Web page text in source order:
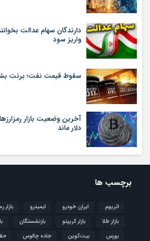
دارندگان سهام عدالت
واریز سود
سقوط قیمت نفت؛ برنت بشکه‌ای ۷۹
دلار ماند
برچسب ها
اتریوم ایران خودرو ایمیدرو
بازار
بازار طلا
بازار کریپتو بازنشستگان
بورس
بیت‌کوین جاده چالوس